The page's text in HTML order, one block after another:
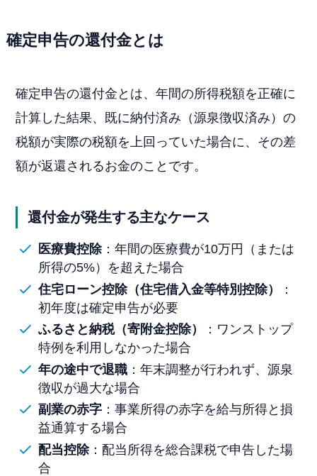
確定申告の還付金とは
確定申告の還付金とは、年間の所得税額を正確に
計算した結果、既に納付済み（源泉徴収済み）の
税額が実際の税額を上回っていた場合に、その差
額が返還されるお金のことです。
還付金が発生する主なケース
医療費控除：年間の医療費が10万円（または
所得の5%）を超えた場合
住宅ローン控除（住宅借入金等特別控除）
：
初年度は確定申告が必要
ふるさと納税（寄附金控除）
：ワンストップ
特例を利用しなかった場合
年の途中で退職：年末調整が行われず、源泉
徴収が過大な場合
副業の赤字：事業所得の赤字を給与所得と損
益通算する場合
配当控除：配当所得を総合課税で申告した場
合